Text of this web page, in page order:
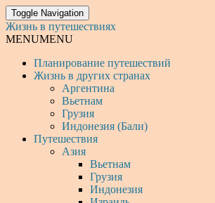
Toggle Navigation
Жизнь в путешествиях
MENUMENU
Планирование путешествий
Жизнь в других странах
Аргентина
Вьетнам
Грузия
Индонезия (Бали)
Путешествия
Азия
Вьетнам
Грузия
Индонезия